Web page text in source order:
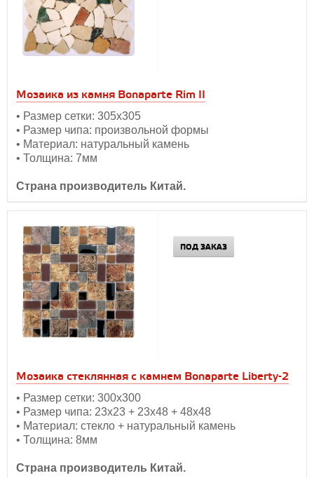
Мозаика из камня Bonaparte Rim II
• Размер сетки: 305х305
• Размер чипа: произвольной формы
• Материал: натуральный камень
• Толщина: 7мм
Страна производитель Китай.
Мозаика стеклянная с камнем Bonaparte Liberty-2
• Размер сетки: 300х300
• Размер чипа: 23х23 + 23х48 + 48х48
• Материал: стекло + натуральный камень
• Толщина: 8мм
Страна производитель Китай.
ПОД ЗАКАЗ